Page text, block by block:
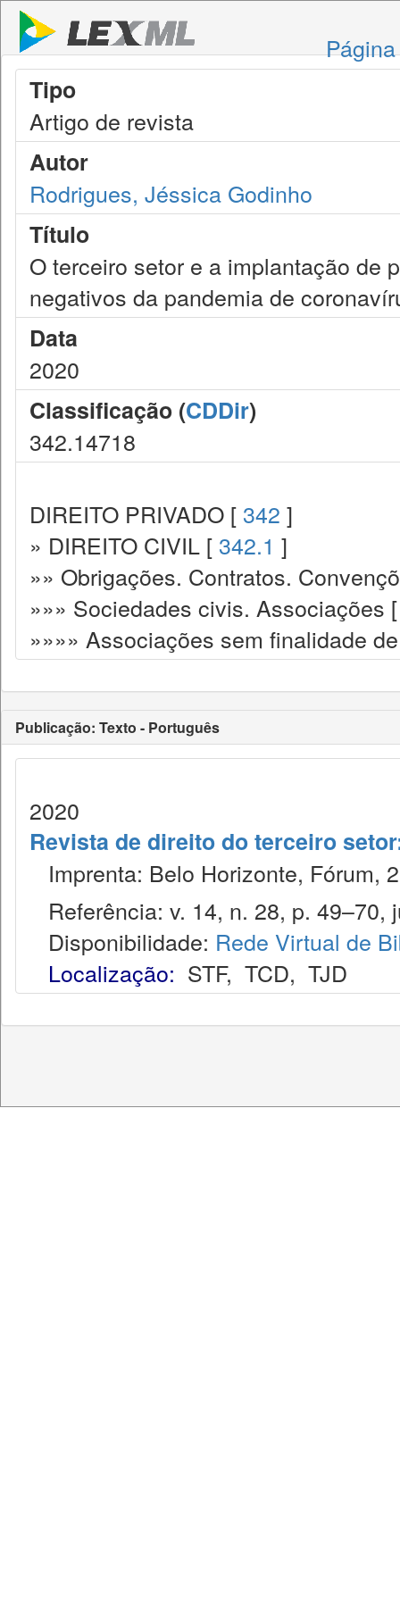
Tipo
Artigo de revista
Autor
Rodrigues, Jéssica Godinho
Título
O terceiro setor e a implantação de
negativos da pandemia de
Data
2020
Classificação (CDDir)
342.14718
DIREITO PRIVADO [ 342 ]
» DIREITO CIVIL [ 342.1 ]
»» Obrigações. Contratos.
»»» Sociedades civis. Associações
»»»» Associações sem finalidade
Publicação: Texto - Português
2020
Revista de direito do terceiro
Imprenta: Belo Horizonte, Fórum,
Referência: v. 14, n. 28, p. 49–70,
Disponibilidade: Rede Virtual de
Localização: STF, TCD, TJD